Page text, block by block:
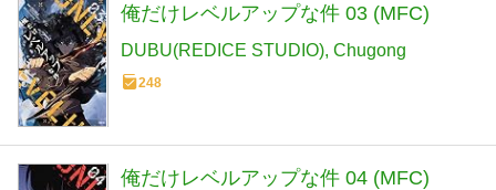
俺だけレベルアップな件 03 (MFC)
DUBU(REDICE STUDIO) Chugong
248
俺だけレベルアップな件 04 (MFC)